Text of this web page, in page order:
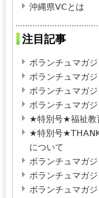
沖縄県VCとは
注目記事
ボランチュマガ
ボランチュマガ
ボランチュマガ
ボランチュマガ
★特別号★福祉教
★特別号
について
ボランチュマガ
ボランチュマガ
ボランチュマガ